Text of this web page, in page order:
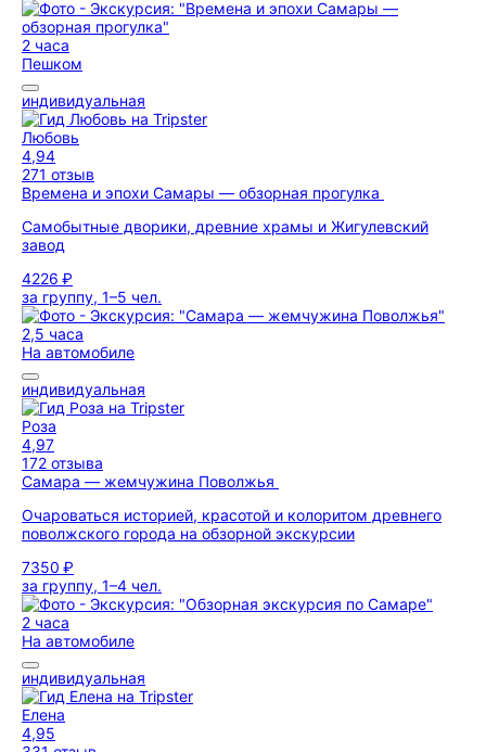
2 часа
Пешком
индивидуальная
Любовь
4,94
271 отзыв
Времена и эпохи Самары — обзорная прогулка
Самобытные дворики, древние храмы и Жигулевский
завод
4226 ₽
за группу, 1–5 чел.
2,5 часа
На автомобиле
индивидуальная
Роза
4,97
172 отзыва
Самара — жемчужина Поволжья
Очароваться историей, красотой и колоритом древнего
поволжского города на обзорной экскурсии
7350 ₽
за группу, 1–4 чел.
2 часа
На автомобиле
индивидуальная
Елена
4,95